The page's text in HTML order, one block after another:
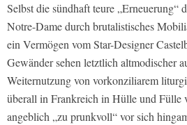
Selbst die sündhaft teure „Erneuerung“
Notre-Dame durch brutalistisches
ein Vermögen vom Star-Designer
Gewänder sehen letztlich altmodischer
Weiternutzung von vorkonziliarem
überall in Frankreich in Hülle und Fülle
angeblich „zu prunkvoll“ vor sich